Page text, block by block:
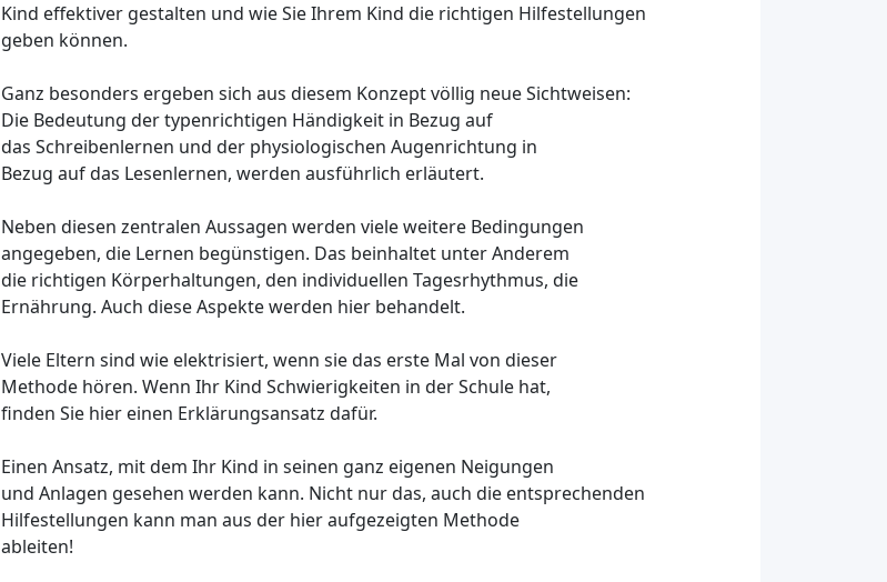
Kind effektiver gestalten und wie Sie Ihrem Kind die richtigen Hilfestellungen
geben können.
Ganz besonders ergeben sich aus diesem Konzept völlig neue Sichtweisen:
Die Bedeutung der typenrichtigen Händigkeit in Bezug auf
das Schreibenlernen und der physiologischen Augenrichtung in
Bezug auf das Lesenlernen, werden ausführlich erläutert.
Neben diesen zentralen Aussagen werden viele weitere Bedingungen
angegeben, die Lernen begünstigen. Das beinhaltet unter Anderem
die richtigen Körperhaltungen, den individuellen Tagesrhythmus, die
Ernährung. Auch diese Aspekte werden hier behandelt.
Viele Eltern sind wie elektrisiert, wenn sie das erste Mal von dieser
Methode hören. Wenn Ihr Kind Schwierigkeiten in der Schule hat,
finden Sie hier einen Erklärungsansatz dafür.
Einen Ansatz, mit dem Ihr Kind in seinen ganz eigenen Neigungen
und Anlagen gesehen werden kann. Nicht nur das, auch die entsprechenden
Hilfestellungen kann man aus der hier aufgezeigten Methode
ableiten!